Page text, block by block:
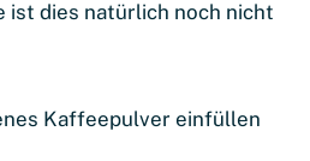
ist dies natürlich noch nicht
Kaffeepulver einfüllen